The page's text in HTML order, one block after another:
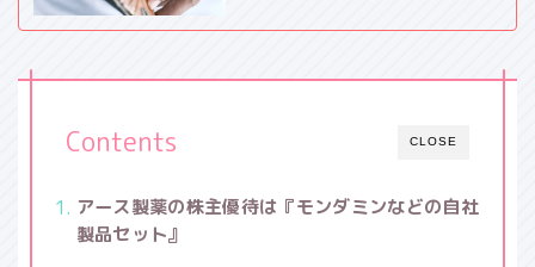
CLOSE
Contents
アース製薬の株主優待は『モンダミンなどの自社
製品セット』